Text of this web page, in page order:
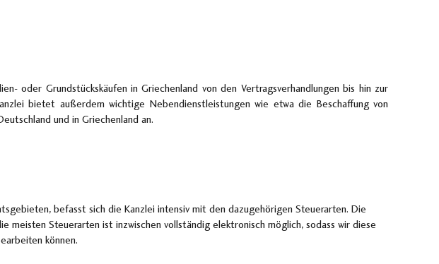
oder Grundstückskäufen in Griechenland von den Vertragsverhandlungen bis hin zur
bietet außerdem wichtige Nebendienstleistungen wie etwa die Beschaffung von
und in Griechenland an.
befasst sich die Kanzlei intensiv mit den dazugehörigen Steuerarten. Die
meisten Steuerarten ist inzwischen vollständig elektronisch möglich, sodass wir diese
können.